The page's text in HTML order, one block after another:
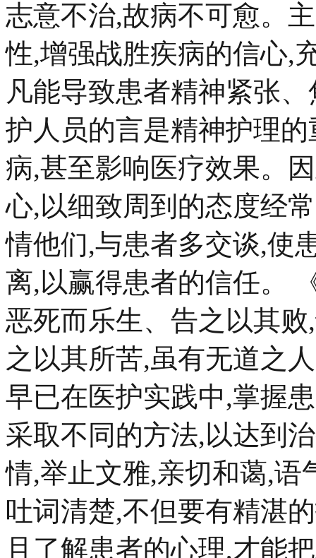
志意不治,故病不可愈。
性,增强战胜疾病的信心,
凡能导致患者精神紧张
护人员的言是精神护理
病,甚至影响医疗效果。
心,以细致周到的态度经
情他们,与患者多交谈,使
离,以赢得患者的信任。
恶死而乐生、告之以其
之以其所苦,虽有无道之
早已在医护实践中,掌握
采取不同的方法,以达到
情,举止文雅,亲切和蔼,语
吐词清楚,不但要有精湛
且了解患者的心理,才能